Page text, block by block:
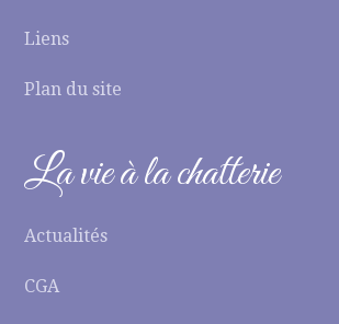
Liens
Plan du site
La vie à la chatterie
Actualités
CGA